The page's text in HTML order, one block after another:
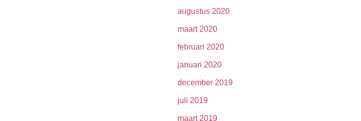
augustus 2020
maart 2020
februari 2020
januari 2020
december 2019
juli 2019
maart 2019